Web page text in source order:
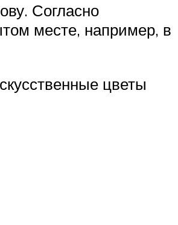
Согласно
месте, например, в
цветы